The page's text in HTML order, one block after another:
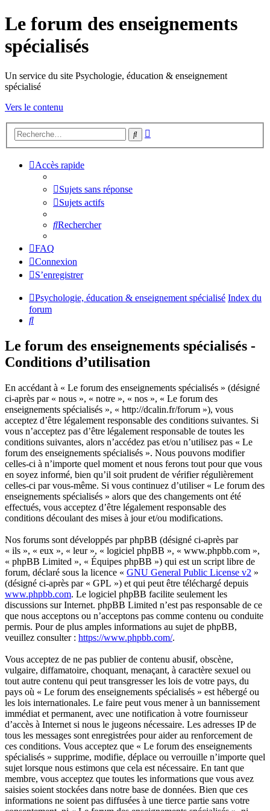
Le forum des enseignements
spécialisés
Un service du site Psychologie, éducation & enseignement
spécialisé
Vers le contenu
Rechercher
Accès rapide
Sujets sans réponse
Sujets actifs
Rechercher
FAQ
Connexion
S’enregistrer
Psychologie, éducation & enseignement spécialisé Index du
forum
Rechercher
Le forum des enseignements spécialisés -
Conditions d’utilisation
En accédant à « Le forum des enseignements spécialisés » (désigné
ci-après par « nous », « notre », « nos », « Le forum des
enseignements spécialisés », « http://dcalin.fr/forum »), vous
acceptez d’être légalement responsable des conditions suivantes. Si
vous n’acceptez pas d’être légalement responsable de toutes les
conditions suivantes, alors n’accédez pas et/ou n’utilisez pas « Le
forum des enseignements spécialisés ». Nous pouvons modifier
celles-ci à n’importe quel moment et nous ferons tout pour que vous
en soyez informé, bien qu’il soit prudent de vérifier régulièrement
celles-ci par vous-même. Si vous continuez d’utiliser « Le forum des
enseignements spécialisés » alors que des changements ont été
effectués, vous acceptez d’être légalement responsable des
conditions découlant des mises à jour et/ou modifications.
Nos forums sont développés par phpBB (désigné ci-après par
« ils », « eux », « leur », « logiciel phpBB », « www.phpbb.com »,
« phpBB Limited », « Équipes phpBB ») qui est un script libre de
forum, déclaré sous la licence « GNU General Public License v2 »
(désigné ci-après par « GPL ») et qui peut être téléchargé depuis
www.phpbb.com. Le logiciel phpBB facilite seulement les
discussions sur Internet. phpBB Limited n’est pas responsable de ce
que nous acceptons ou n’acceptons pas comme contenu ou conduite
permis. Pour de plus amples informations au sujet de phpBB,
veuillez consulter : https://www.phpbb.com/.
Vous acceptez de ne pas publier de contenu abusif, obscène,
vulgaire, diffamatoire, choquant, menaçant, à caractère sexuel ou
tout autre contenu qui peut transgresser les lois de votre pays, du
pays où « Le forum des enseignements spécialisés » est hébergé ou
les lois internationales. Le faire peut vous mener à un bannissement
immédiat et permanent, avec une notification à votre fournisseur
d’accès à Internet si nous le jugeons nécessaire. Les adresses IP de
tous les messages sont enregistrées pour aider au renforcement de
ces conditions. Vous acceptez que « Le forum des enseignements
spécialisés » supprime, modifie, déplace ou verrouille n’importe quel
sujet lorsque nous estimons que cela est nécessaire. En tant que
membre, vous acceptez que toutes les informations que vous avez
saisies soient stockées dans notre base de données. Bien que ces
informations ne soient pas diffusées à une tierce partie sans votre